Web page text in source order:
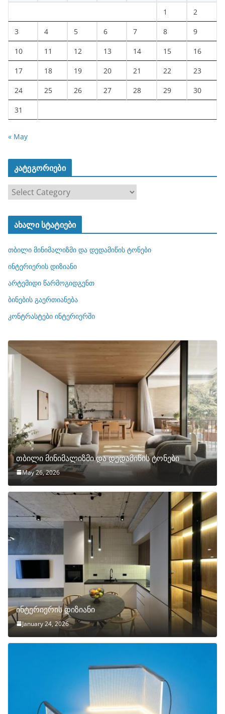
1 2
3 4 5 6 7 8 9
10 11 12 13 14 15 16
17 18 19 20 21 22 23
24 25 26 27 28 29 30
31
« May
კატეგორიები
ტ
ო
რ
ბ
ი
ახალი სტატიები
თბილი მინიმალიზმი და დედამიწის ტონები
ინტერიერის დიზიანი
არტემიდი წარმოგიდგენთ
ბინების გაერთიანება
კონტრასტები ინტერიერში
თბილი მინიმალიზმი და დედამიწის ტონები
May 26, 2026
ინტერიერის დიზიანი
January 24, 2026